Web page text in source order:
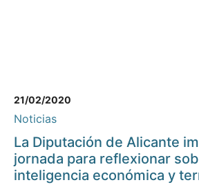
21/02/2020
Noticias
La Diputación de Alicante
jornada para reflexionar
inteligencia económica y